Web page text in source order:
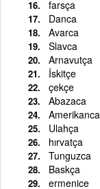
farsça
Danca
Avarca
Slavca
Arnavutça
İskitçe
çekçe
Abazaca
Amerikanca
Ulahça
hırvatça
Tunguzca
Baskça
ermenice